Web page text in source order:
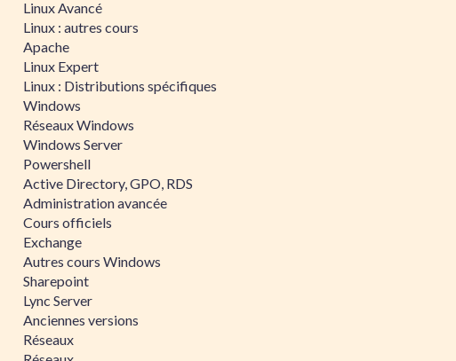
Linux Avancé
Linux : autres cours
Apache
Linux Expert
Linux : Distributions spécifiques
Windows
Réseaux Windows
Windows Server
Powershell
Active Directory, GPO, RDS
Administration avancée
Cours officiels
Exchange
Autres cours Windows
Sharepoint
Lync Server
Anciennes versions
Réseaux